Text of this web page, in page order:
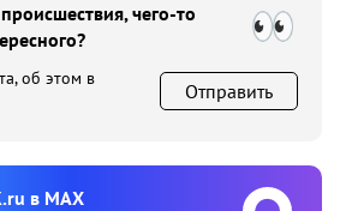
чего-то
об этом в
Отправить
в MAX